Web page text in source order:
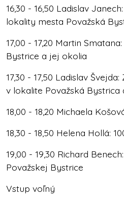
16,30 - 16,50 Ladislav
lokality mesta Považská
17,00 - 17,20 Martin
Bystrice a jej okolia
17,30 - 17,50 Ladislav
v lokalite Považská Bystrica
18,00 - 18,20 Michaela
18,30 - 18,50 Helena Hollá:
19,00 - 19,30 Richard
Považskej Bystrice
Vstup voľný